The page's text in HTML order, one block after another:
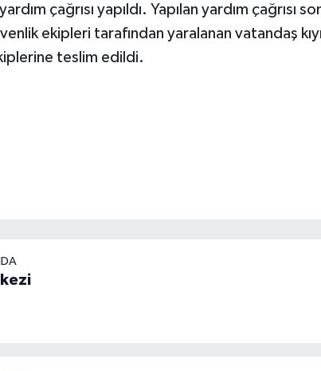
çağrısı yapıldı. Yapılan yardım çağrısı
ekipleri tarafından yaralanan vatandaş
teslim edildi.